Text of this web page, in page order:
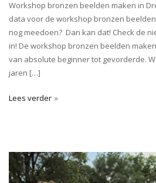
Workshop bronzen beelden maken in
data voor de workshop bronzen
nog meedoen? Dan kan dat! Check de
in! De workshop bronzen beelden
van absolute beginner tot gevorderde.
jaren […]
Lees verder